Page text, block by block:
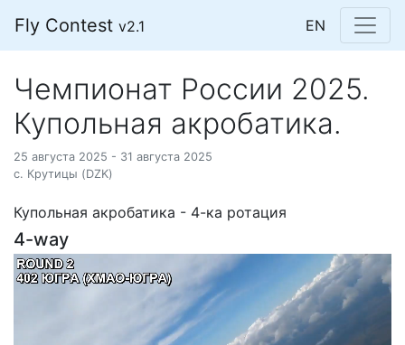
Fly Contest v2.1 EN
Чемпионат России 2025.
Купольная акробатика.
25 августа 2025 - 31 августа 2025
с. Крутицы (DZK)
Купольная акробатика - 4-ка ротация
4-way